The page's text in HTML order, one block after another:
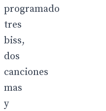
programado
tres
biss,
dos
canciones
mas
y